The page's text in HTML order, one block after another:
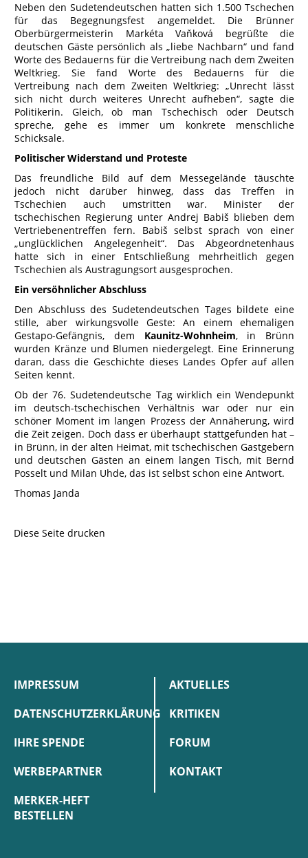
Neben den Sudetendeutschen hatten sich 1.500 Tschechen
für das Begegnungsfest angemeldet. Die Brünner
Oberbürgermeisterin Markéta Vaňková begrüßte die
deutschen Gäste persönlich als „liebe Nachbarn“ und fand
Worte des Bedauerns für die Vertreibung nach dem Zweiten
Weltkrieg. Sie fand Worte des Bedauerns für die
Vertreibung nach dem Zweiten Weltkrieg: „Unrecht lässt
sich nicht durch weiteres Unrecht aufheben“, sagte die
Politikerin. Gleich, ob man Tschechisch oder Deutsch
spreche, gehe es immer um konkrete menschliche
Schicksale.
Politischer Widerstand und Proteste
Das freundliche Bild auf dem Messegelände täuschte
jedoch nicht darüber hinweg, dass das Treffen in
Tschechien auch umstritten war. Minister der
tschechischen Regierung unter Andrej Babiš blieben dem
Vertriebenentreffen fern. Babiš selbst sprach von einer
„unglücklichen Angelegenheit“. Das Abgeordnetenhaus
hatte sich in einer Entschließung mehrheitlich gegen
Tschechien als Austragungsort ausgesprochen.
Ein versöhnlicher Abschluss
Den Abschluss des Sudetendeutschen Tages bildete eine
stille, aber wirkungsvolle Geste: An einem ehemaligen
Gestapo-Gefängnis, dem Kaunitz-Wohnheim, in Brünn
wurden Kränze und Blumen niedergelegt. Eine Erinnerung
daran, dass die Geschichte dieses Landes Opfer auf allen
Seiten kennt.
Ob der 76. Sudetendeutsche Tag wirklich ein Wendepunkt
im deutsch-tschechischen Verhältnis war oder nur ein
schöner Moment im langen Prozess der Annäherung, wird
die Zeit zeigen. Doch dass er überhaupt stattgefunden hat –
in Brünn, in der alten Heimat, mit tschechischen Gastgebern
und deutschen Gästen an einem langen Tisch, mit Bernd
Posselt und Milan Uhde, das ist selbst schon eine Antwort.
Thomas Janda
Diese Seite drucken
IMPRESSUM
DATENSCHUTZERKLÄRUNG
IHRE SPENDE
WERBEPARTNER
MERKER-HEFT
BESTELLEN
AKTUELLES
KRITIKEN
FORUM
KONTAKT